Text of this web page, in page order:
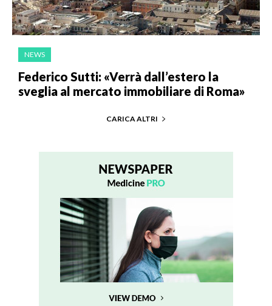
NEWS
Federico Sutti: «Verrà dall’estero la
sveglia al mercato immobiliare di Roma»
CARICA ALTRI